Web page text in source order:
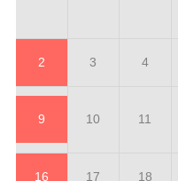
2 3 4
9 10 11
16 17 18